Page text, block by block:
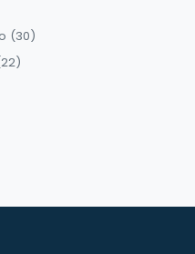
(30)